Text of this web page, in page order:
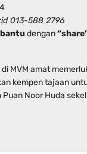
013-588 2796
bantudengan
MVM amat
kempen tajaan
Noor Huda